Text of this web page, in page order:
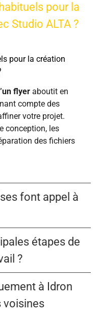
pour la
Studio ALTA ?
pour la création
flyer aboutit en
compte des
votre projet.
conception, les
des fichiers
font appel à
étapes de
?
à Idron
voisines